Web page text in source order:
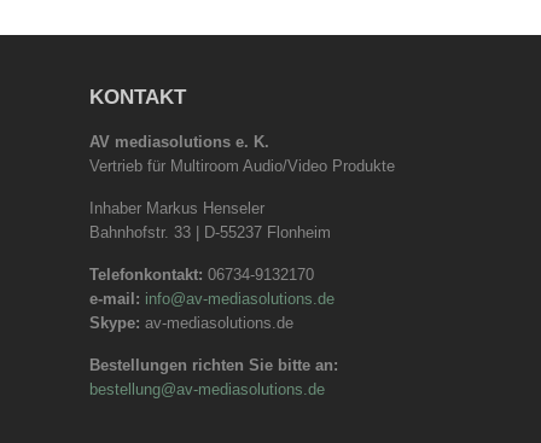
KONTAKT
AV mediasolutions e. K.
Vertrieb für Multiroom Audio/Video Produkte
Inhaber Markus Henseler
Bahnhofstr. 33 | D-55237 Flonheim
Telefonkontakt: 06734-9132170
e-mail: info@av-mediasolutions.de
Skype: av-mediasolutions.de
Bestellungen richten Sie bitte an:
bestellung@av-mediasolutions.de